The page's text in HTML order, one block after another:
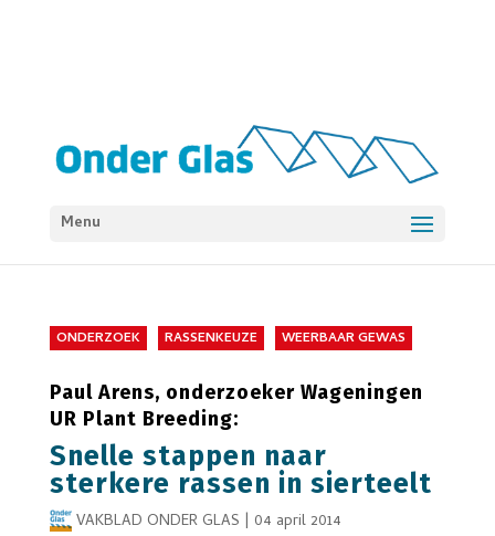
Menu
ONDERZOEK RASSENKEUZE WEERBAAR GEWAS
Paul Arens, onderzoeker Wageningen
UR Plant Breeding:
Snelle stappen naar
sterkere rassen in sierteelt
VAKBLAD ONDER GLAS | 04 april 2014